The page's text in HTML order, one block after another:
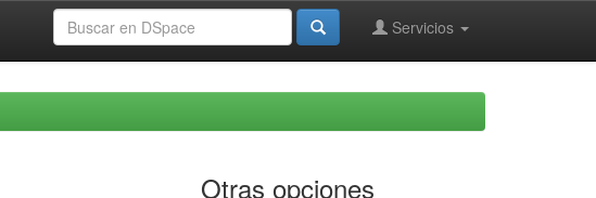
Servicios
Otras opciones